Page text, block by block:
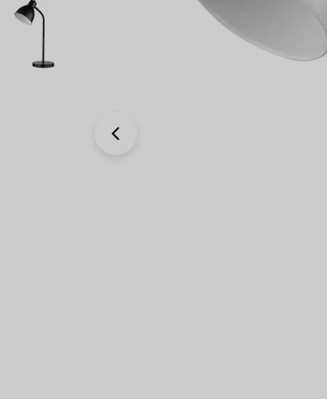
Avaa 0 modaali-ikkunassa